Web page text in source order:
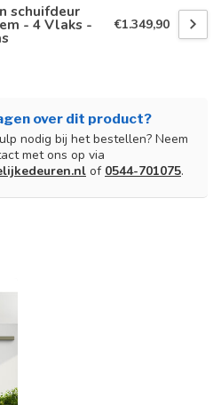
schuifdeur
- 4 Vlaks - €1.349,90
over dit product?
nodig bij het bestellen? Neem
met ons op via
of 0544-701075.